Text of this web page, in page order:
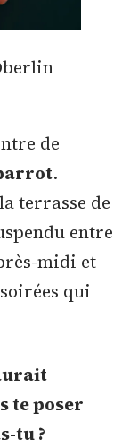
de
.
terrasse de
entre
midi et
qui
te poser
tu ?